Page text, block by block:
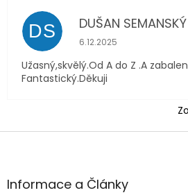
DS DUŠAN SEMANSKÝ
Hodnocení obchodu je
6.12.2025
Užasný,skvělý.Od A do Z .A
Fantastický.Děkuji
Z
aInformace a Články